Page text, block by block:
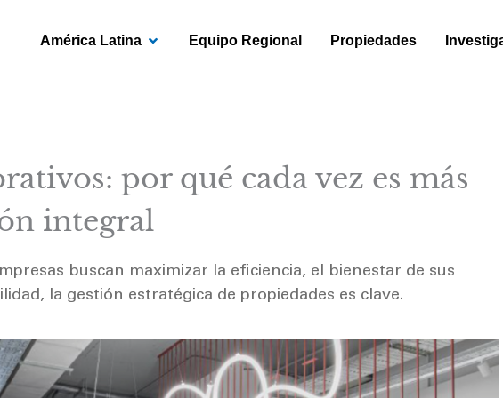
América Latina OPEN AMÉRICA LATINA
Equipo Regional Propiedades
por qué cada vez es más
integral
buscan maximizar la eficiencia, el bienestar de sus
la gestión estratégica de propiedades es clave.